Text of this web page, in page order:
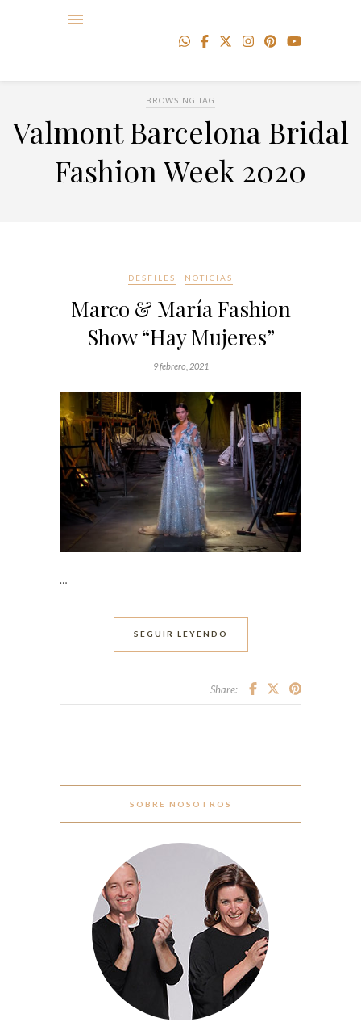
BROWSING TAG
Valmont Barcelona Bridal
Fashion Week 2020
DESFILES NOTICIAS
Marco & María Fashion
Show “Hay Mujeres”
9 febrero, 2021
…
SEGUIR LEYENDO
Share:
SOBRE NOSOTROS